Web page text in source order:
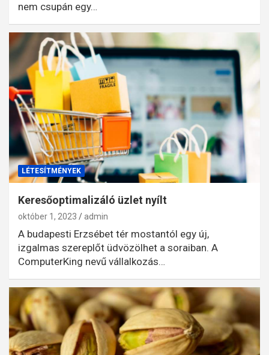
nem csupán egy…
LÉTESÍTMÉNYEK
Keresőoptimalizáló üzlet nyílt
október 1, 2023 admin
A budapesti Erzsébet tér mostantól egy új,
izgalmas szereplőt üdvözölhet a soraiban. A
ComputerKing nevű vállalkozás…